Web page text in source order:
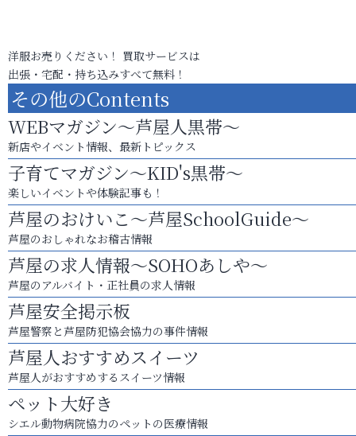
洋服お売りください！ 買取サービスは
出張・宅配・持ち込みすべて無料！
その他のContents
WEBマガジン～芦屋人黒帯～
新店やイベント情報、最新トピックス
子育てマガジン～KID's黒帯～
楽しいイベントや体験記事も！
芦屋のおけいこ～芦屋SchoolGuide～
芦屋のおしゃれなお稽古情報
芦屋の求人情報～SOHOあしや～
芦屋のアルバイト・正社員の求人情報
芦屋安全掲示板
芦屋警察と芦屋防犯協会協力の事件情報
芦屋人おすすめスイーツ
芦屋人がおすすめするスイーツ情報
ペット大好き
シエル動物病院協力のペットの医療情報